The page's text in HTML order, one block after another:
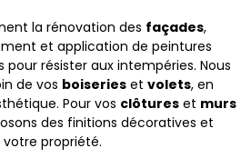
la rénovation des façades,
et application de peintures
résister aux intempéries. Nous
de vos boiseries et volets, en
Pour vos clôtures et murs
des finitions décoratives et
propriété.